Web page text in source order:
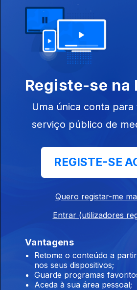
Registe-se na
Uma única conta para
serviço público de
REGISTE-SE
Quero registar-me
Entrar (utilizadores
Vantagens
Retome o conteúdo a
nos seus dispositivos;
Guarde programas
Aceda à sua área pessoal;